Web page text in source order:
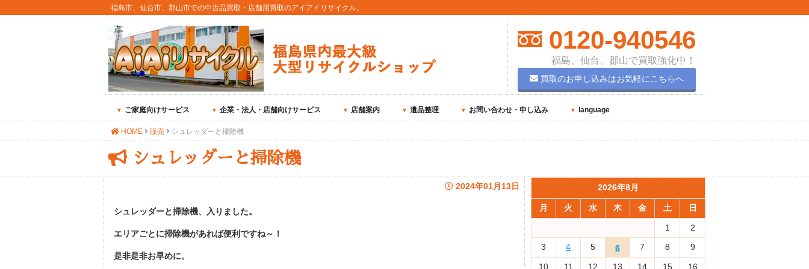
福島市、仙台市、郡山市での中古品買取・店舗用買取のアイアイリサイクル。
0120-940546
福島、仙台、郡山で買取強化中！
買取のお申し込みはお気軽にこちらへ
ご家庭向けサービス 企業・法人・店舗向けサービス 店舗案内 遺品整理 お問い合わせ・申し込み language
HOME 販売 シュレッダーと掃除機
シュレッダーと掃除機
2024年01月13日
シュレッダーと掃除機、入りました。
エリアごとに掃除機があれば便利ですね～！
是非是非お早めに。
2026年8月
月 火 水 木 金 土 日
1
2
3
4 5 6 7 8 9
10 11 12 13 14 15 16